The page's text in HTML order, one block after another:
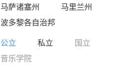
马萨诸塞州
马里兰州
波多黎各自治邦
公立 私立
国立
音乐学院